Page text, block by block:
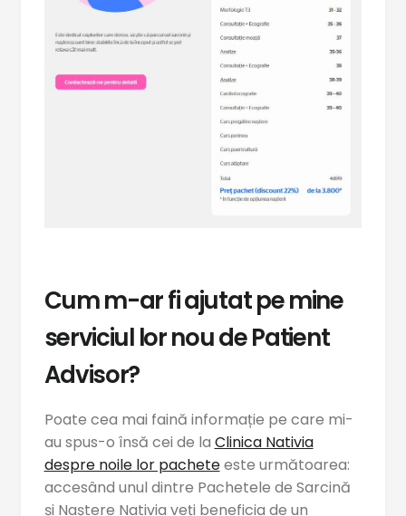
Cum m-ar fi ajutat pe mine
serviciul lor nou de Patient
Advisor?
Poate cea mai faină informație pe care mi-
au spus-o însă cei de la Clinica Nativia
despre noile lor pacheteeste următoarea:
accesând unul dintre Pachetele de Sarcină
și Naștere Nativia veți beneficia de un